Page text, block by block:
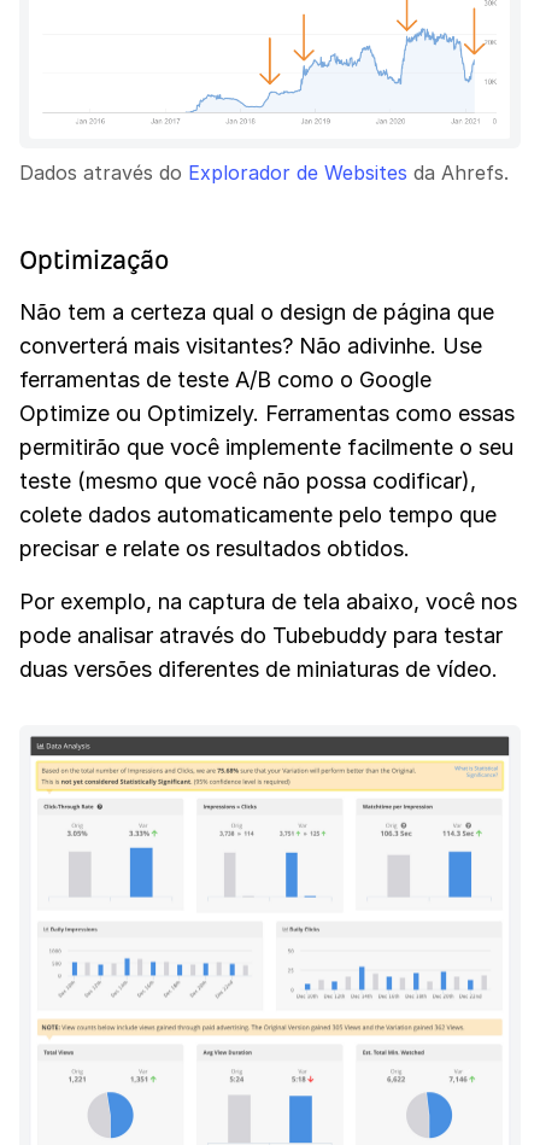
Dados através do Explorador de Websites da Ahrefs.
Optimização
Não tem a certeza qual o design de página que
converterá mais visitantes? Não adivinhe. Use
ferramentas de teste A/B como o Google
Optimize ou Optimizely. Ferramentas como essas
permitirão que você implemente facilmente o seu
teste (mesmo que você não possa codificar),
colete dados automaticamente pelo tempo que
precisar e relate os resultados obtidos.
Por exemplo, na captura de tela abaixo, você nos
pode analisar através do Tubebuddy para testar
duas versões diferentes de miniaturas de vídeo.